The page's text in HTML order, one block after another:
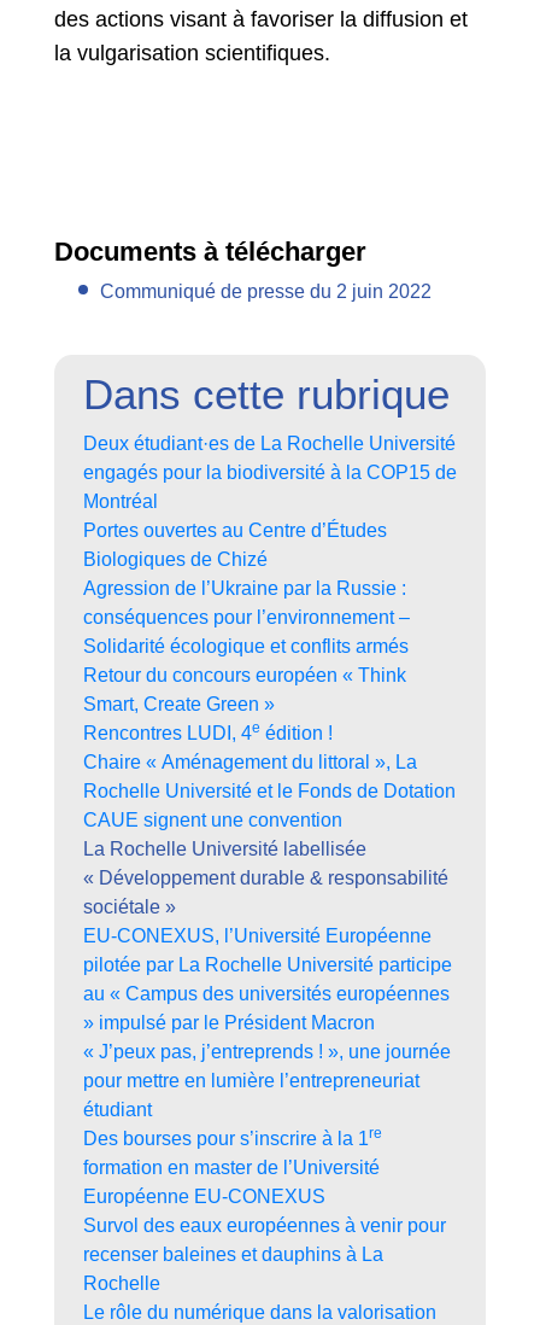
des actions visant à favoriser la diffusion et
la vulgarisation scientifiques.
Documents à télécharger
Communiqué de presse du 2 juin 2022
Dans cette rubrique
Deux étudiant·es de La Rochelle Université
engagés pour la biodiversité à la COP15 de
Montréal
Portes ouvertes au Centre d’Études
Biologiques de Chizé
Agression de l’Ukraine par la Russie :
conséquences pour l’environnement –
Solidarité écologique et conflits armés
Retour du concours européen « Think
Smart, Create Green »
Rencontres LUDI, 4e édition !
Chaire « Aménagement du littoral », La
Rochelle Université et le Fonds de Dotation
CAUE signent une convention
La Rochelle Université labellisée
« Développement durable & responsabilité
sociétale »
EU-CONEXUS, l’Université Européenne
pilotée par La Rochelle Université participe
au « Campus des universités européennes
» impulsé par le Président Macron
« J’peux pas, j’entreprends ! », une journée
pour mettre en lumière l’entrepreneuriat
étudiant
Des bourses pour s’inscrire à la 1re
formation en master de l’Université
Européenne EU-CONEXUS
Survol des eaux européennes à venir pour
recenser baleines et dauphins à La
Rochelle
Le rôle du numérique dans la valorisation